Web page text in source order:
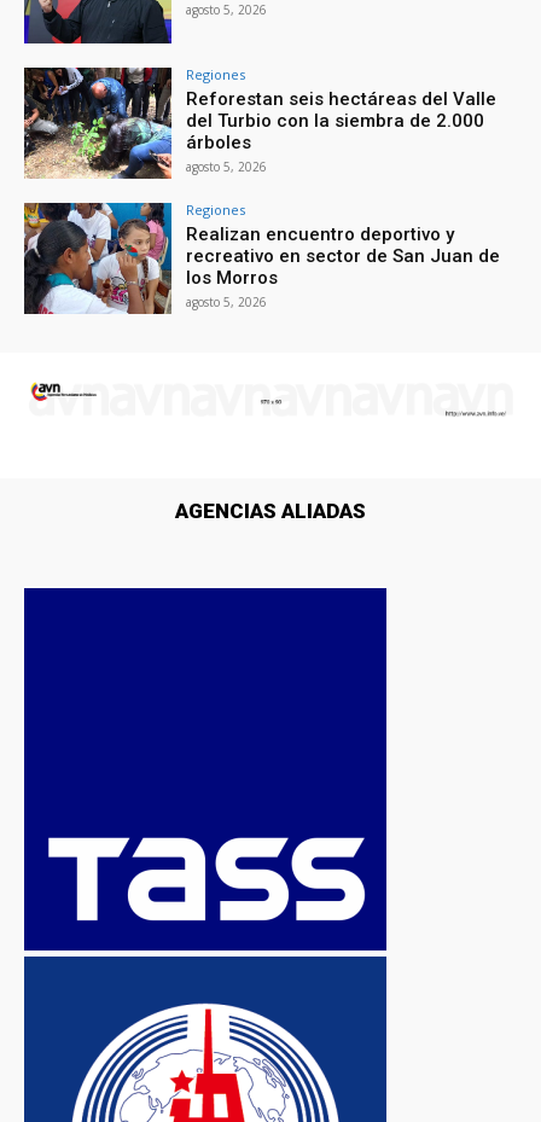
agosto 5, 2026
Regiones
Reforestan seis hectáreas del Valle
del Turbio con la siembra de 2.000
árboles
agosto 5, 2026
Regiones
Realizan encuentro deportivo y
recreativo en sector de San Juan de
los Morros
agosto 5, 2026
AGENCIAS ALIADAS